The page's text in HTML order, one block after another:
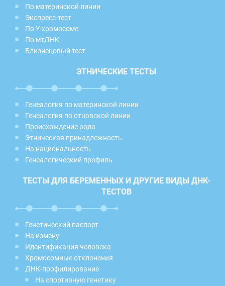
По материнской линии
Экспресс-тест
По Y-хромосоме
По мтДНК
Близнецовый тест
ЭТНИЧЕСКИЕ ТЕСТЫ
Генеалогия по материнской линии
Генеалогия по отцовской линии
Происхождение рода
Этническая принадлежность
На национальность
Генеалогический профиль
ТЕСТЫ ДЛЯ БЕРЕМЕННЫХ И ДРУГИЕ ВИДЫ ДНК-
ТЕСТОВ
Генетический паспорт
На измену
Идентификация человека
Хромосомные отклонения
ДНК-профилирование
На спортивную генетику